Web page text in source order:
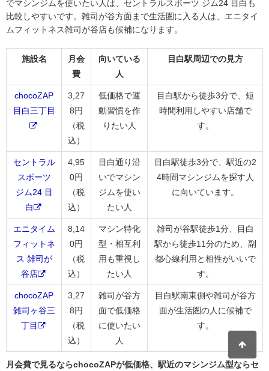
でマシンジムを使いたい人は、セントラルスポーツ ジム24 目白も
比較しやすいです。雑司が谷方面まで生活圏に入る人は、エニタイ
ムフィットネス雑司が谷店も候補になります。
施設名
月会
費
向いている
人
目白駅周辺での見方
chocoZAP
目白三丁目
3,27
8円
（税
込）
低価格で運
動習慣を作
りたい人
目白駅から徒歩3分で、短
時間利用しやすい店舗で
す。
セントラル
スポーツ
ジム24 目
白
4,95
0円
（税
込）
目白通り沿
いでマシン
ジムを使い
たい人
目白駅徒歩3分で、駅近の2
4時間マシンジムを探す人
に向いています。
エニタイム
フィットネ
ス 雑司が
谷店
8,14
0円
（税
込）
マシン特化
型・相互利
用も重視し
たい人
雑司が谷駅徒歩1分、目白
駅から徒歩11分のため、副
都心線利用と相性がいいで
す。
chocoZAP
雑司ヶ谷三
丁目
3,27
8円
（税
込）
雑司が谷方
面で低価格
に使いたい
人
目白駅南東側や雑司が谷方
面が生活圏の人に候補で
す。
月会費で見るならchocoZAPが低価格、駅近のマシンジム型ならセ